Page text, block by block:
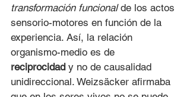
transformación funcional de los actos
sensorio-motores en función de la
experiencia. Así, la relación
organismo-medio es de
reciprocidad y no de causalidad
unidireccional. Weizsäcker afirmaba